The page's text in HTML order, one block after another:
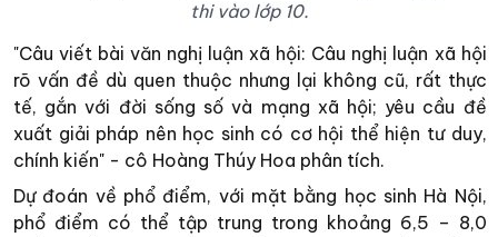
thi vào lớp 10.
"Câu viết bài văn nghị luận xã hội: Câu nghị luận xã hội
rõ vấn đề dù quen thuộc nhưng lại không cũ, rất thực
tế, gắn với đời sống số và mạng xã hội; yêu cầu đề
xuất giải pháp nên học sinh có cơ hội thể hiện tư duy,
chính kiến" - cô Hoàng Thúy Hoa phân tích.
Dự đoán về phổ điểm, với mặt bằng học sinh Hà Nội,
phổ điểm có thể tập trung trong khoảng 6,5 – 8,0